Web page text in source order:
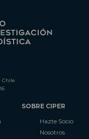
Chile
SOBRE CIPER
Hazte Socio
Nosotros